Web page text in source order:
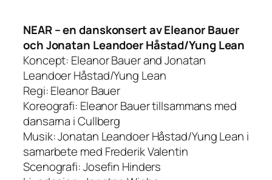
NEAR – en danskonsert av Eleanor Bauer
och Jonatan Leandoer Håstad/Yung Lean
Koncept: Eleanor Bauer and Jonatan
Leandoer Håstad/Yung Lean
Regi: Eleanor Bauer
Koreografi: Eleanor Bauer tillsammans med
dansarna i Cullberg
Musik: Jonatan Leandoer Håstad/Yung Lean i
samarbete med Frederik Valentin
Scenografi: Josefin Hinders